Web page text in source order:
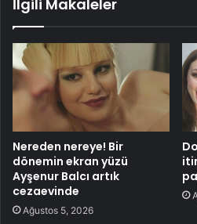
İlgili Makaleler
Nereden nereye! Bir
dönemin ekran yüzü
Ayşenur Balcı artık
cezaevinde
Ağustos 5, 2026